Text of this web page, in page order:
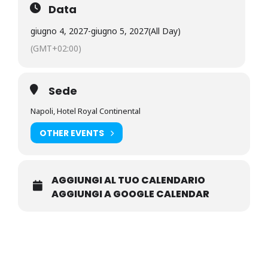
Data
giugno 4, 2027-giugno 5, 2027(All Day)
(GMT+02:00)
Sede
Napoli, Hotel Royal Continental
OTHER EVENTS
AGGIUNGI AL TUO CALENDARIO
AGGIUNGI A GOOGLE CALENDAR